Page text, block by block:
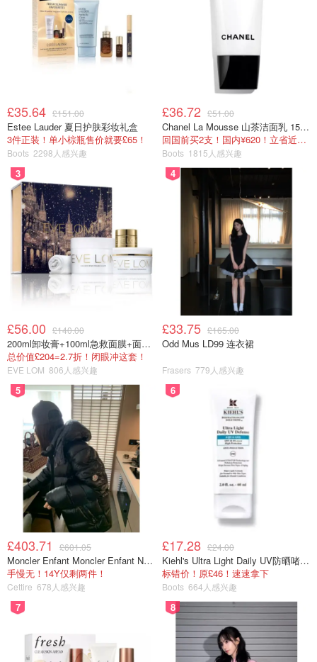
过了 Keywest 不久，我们又航拍到了整个古巴这个国家及
海岸线
£35.64 £151.00
Estee Lauder 夏日护肤彩妆礼盒
3件正装！单小棕瓶售价就要£65！
Boots 2298人感兴趣
£36.72 £51.00
Chanel La Mousse 山茶洁面乳 150ml
回国前买2支！国内¥620！立省近一半！
Boots 1815人感兴趣
3
£56.00 £140.00
200ml卸妆膏+100ml急救面膜+面霜+洁颜布
总价值£204=2.7折！闭眼冲这套！
EVE LOM 806人感兴趣
4
£33.75 £165.00
Odd Mus LD99 连衣裙
Frasers 779人感兴趣
5
£403.71 £601.05
Moncler Enfant Moncler Enfant New Aubert 连帽羽绒服
手慢无！14Y仅剩两件！
Cettire 678人感兴趣
6
£17.28 £24.00
Kiehl's Ultra Light Daily UV防晒啫喱 SPF50 PA++++ 60ml
标错价！原£46！速速拿下
Boots 664人感兴趣
7 8